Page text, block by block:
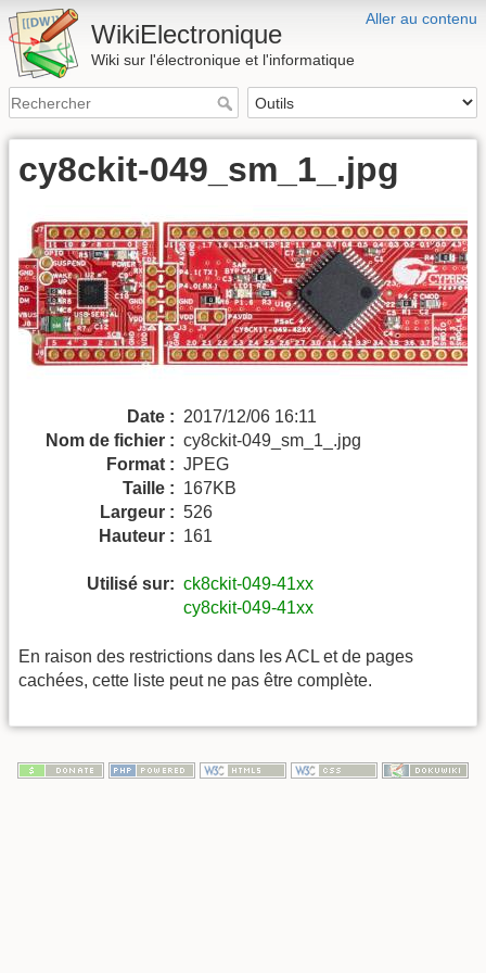
Aller au contenu
WikiElectronique
Wiki sur l'électronique et l'informatique
cy8ckit-049_sm_1_.jpg
Date : 2017/12/06 16:11
Nom de fichier : cy8ckit-049_sm_1_.jpg
Format : JPEG
Taille : 167KB
Largeur : 526
Hauteur : 161
Utilisé sur: ck8ckit-049-41xx
cy8ckit-049-41xx
En raison des restrictions dans les ACL et de pages
cachées, cette liste peut ne pas être complète.